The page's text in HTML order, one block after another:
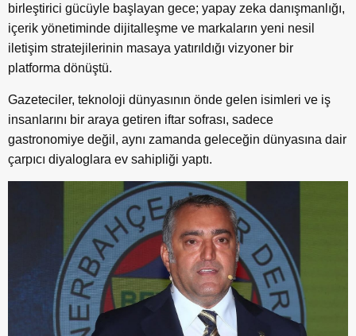
birleştirici gücüyle başlayan gece; yapay zeka danışmanlığı,
içerik yönetiminde dijitalleşme ve markaların yeni nesil
iletişim stratejilerinin masaya yatırıldığı vizyoner bir
platforma dönüştü.
Gazeteciler, teknoloji dünyasının önde gelen isimleri ve iş
insanlarını bir araya getiren iftar sofrası, sadece
gastronomiye değil, aynı zamanda geleceğin dünyasına dair
çarpıcı diyaloglara ev sahipliği yaptı.